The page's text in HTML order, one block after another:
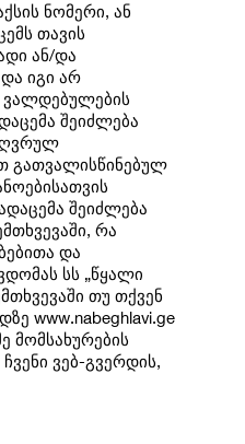
ნომერი, ან
თავის
ან/და
და იგი არ
ვალდებულების
შეიძლება
გათვალისწინებულ
შეიძლება
რა
და
სს „წყალი
თუ თქვენ
www.nabeghlavi.ge
მომსახურების
ვებ-გვერდის,